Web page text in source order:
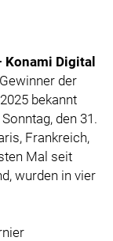
Konami Digital
der
bekannt
den 31.
Frankreich,
Mal seit
wurden in vier